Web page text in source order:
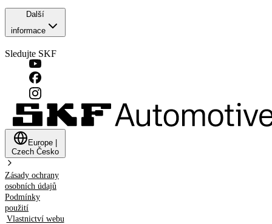
Další
informace
Sledujte SKF
Europe
Czech Česko
Zásady ochrany
osobních údajů
Podmínky
použití
Vlastnictví webu